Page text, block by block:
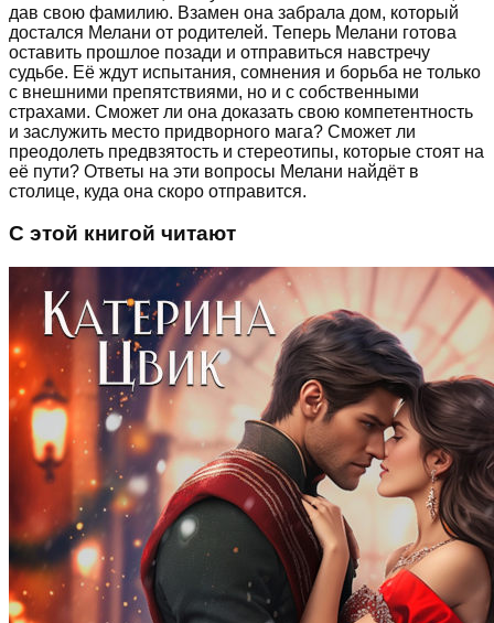
дав свою фамилию. Взамен она забрала дом, который
достался Мелани от родителей. Теперь Мелани готова
оставить прошлое позади и отправиться навстречу
судьбе. Её ждут испытания, сомнения и борьба не только
с внешними препятствиями, но и с собственными
страхами. Сможет ли она доказать свою компетентность
и заслужить место придворного мага? Сможет ли
преодолеть предвзятость и стереотипы, которые стоят на
её пути? Ответы на эти вопросы Мелани найдёт в
столице, куда она скоро отправится.
С этой книгой читают